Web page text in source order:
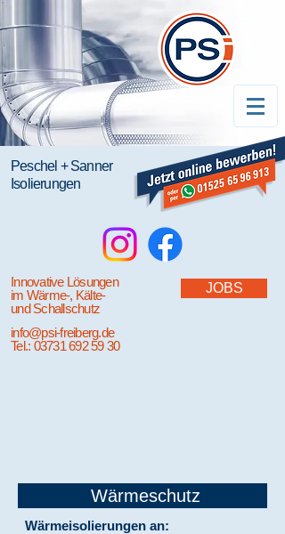
Peschel + Sanner
Isolierungen
Innovative Lösungen
im Wärme-, Kälte-
und Schallschutz
JOBS
info@psi-freiberg.de
Tel.: 03731 692 59 30
Wärmeschutz
Wärmeisolierungen an: